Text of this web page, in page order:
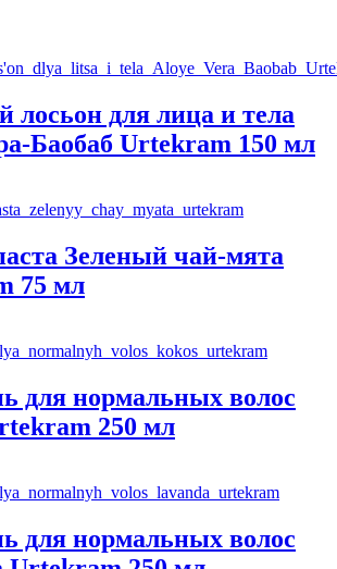
лосьон для лица и тела
Баобаб Urtekram 150 мл
Зеленый чай-мята
75 мл
для нормальных волос
250 мл
для нормальных волос